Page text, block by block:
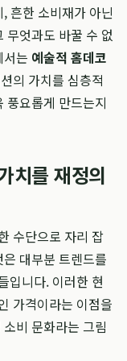
흔한 소비재가 아닌
무엇과도 바꿀 수 없
는 예술적 홈데코
의 가치를 심층적
풍요롭게 만드는지
치를 재정의
수단으로 자리 잡
대부분 트렌드를
입니다. 이러한 현
가격이라는 이점을
비 문화라는 그림